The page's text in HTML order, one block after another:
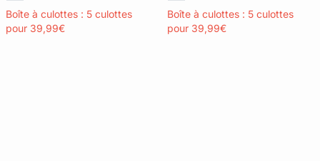
Boîte à culottes : 5 culottes
pour 39,99€
Boîte à culottes : 5 culottes
pour 39,99€